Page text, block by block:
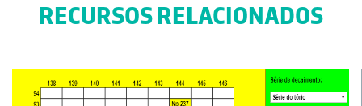
RECURSOS RELACIONADOS